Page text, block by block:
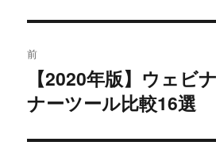
リ
稿
ナ
ビ
前
去
投
【2020年版】ウェビ
ナーツール比較16選